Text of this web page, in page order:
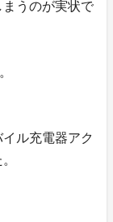
うのが実状で
ル充電器アク